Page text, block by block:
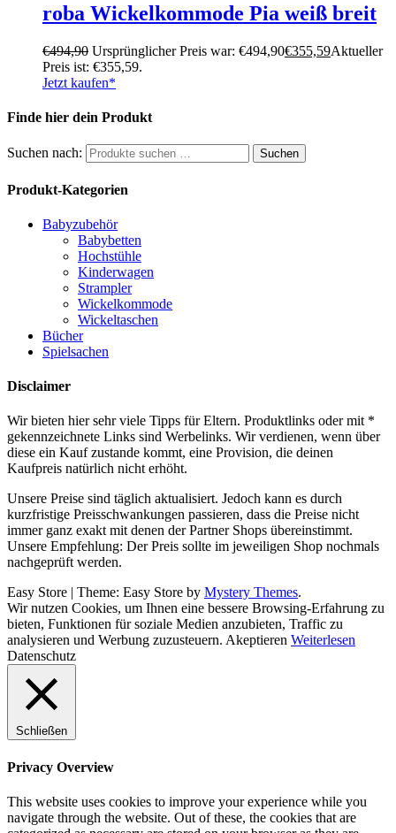
roba Wickelkommode Pia weiß breit
€494,90 Ursprünglicher Preis war: €494,90€355,59Aktueller
Preis ist: €355,59.
Jetzt kaufen*
Finde hier dein Produkt
Suchen nach: Suchen
Produkt-Kategorien
Babyzubehör
Babybetten
Hochstühle
Kinderwagen
Strampler
Wickelkommode
Wickeltaschen
Bücher
Spielsachen
Disclaimer
Wir bieten hier sehr viele Tipps für Eltern. Produktlinks oder mit *
gekennzeichnete Links sind Werbelinks. Wir verdienen, wenn über
diese ein Kauf zustande kommt, eine Provision, die deinen
Kaufpreis natürlich nicht erhöht.
Unsere Preise sind täglich aktualisiert. Jedoch kann es durch
kurzfristige Preisschwankungen passieren, dass die Preise nicht
immer ganz exakt mit denen der Partner Shops übereinstimmt.
Unsere Empfehlung: Der Preis sollte im jeweiligen Shop nochmals
nachgeprüft werden.
Easy Store | Theme: Easy Store by Mystery Themes.
Wir nutzen Cookies, um Ihnen eine bessere Browsing-Erfahrung zu
bieten, Funktionen für soziale Medien anzubieten, Traffic zu
analysieren und Werbung zuzusteuern. Akeptieren Weiterlesen
Datenschutz
Schließen
Privacy Overview
This website uses cookies to improve your experience while you
navigate through the website. Out of these, the cookies that are